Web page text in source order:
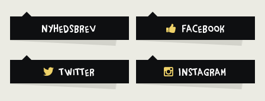
Nyhedsbrev Facebook
Twitter Instagram